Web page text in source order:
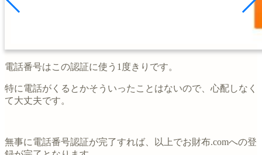
電話番号はこの認証に使う1度きりです。
特に電話がくるとかそういったことはないので、心配しなく
て大丈夫です。
無事に電話番号認証が完了すれば、以上でお財布.comへの登